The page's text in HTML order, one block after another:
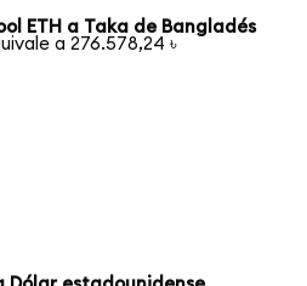
ETH a Taka de Bangladés
a 276.578,24 ৳